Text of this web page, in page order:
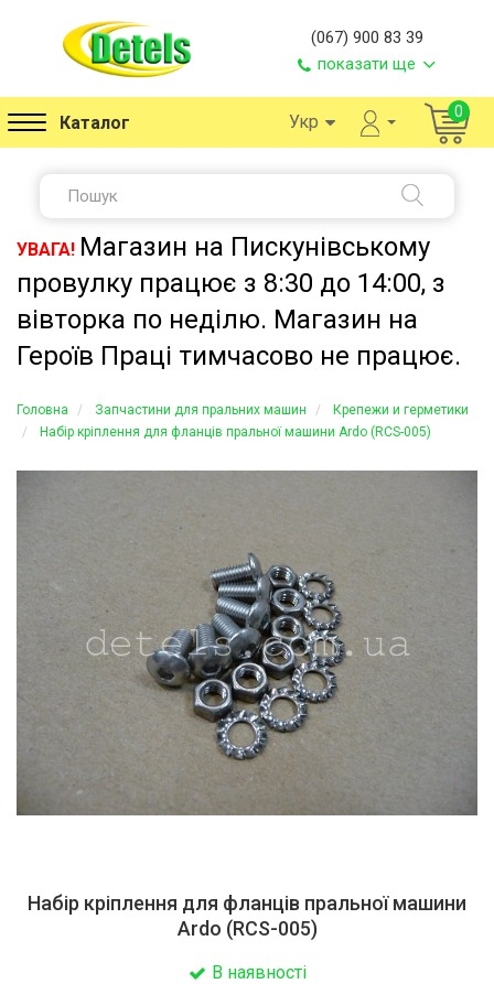
(067) 900 83 39
показати ще
Каталог Укр 0
УВАГА! Магазин на Пискунівському
провулку працює з 8:30 до 14:00, з
вівторка по неділю. Магазин на
Героїв Праці тимчасово не працює.
Головна Запчастини для пральних машин
Крепежи и герметики
Набір кріплення для фланців пральної машини Ardo (RCS-005)
Набір кріплення для фланців пральної машини
Ardo (RCS-005)
В наявності